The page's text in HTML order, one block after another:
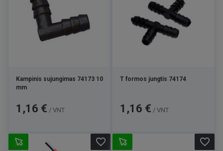
Kampinis sujungimas 74173 10
mm
Kaina
1,16 € / VNT
T formos jungtis 74174
Kaina
1,16 € / VNT
favorite_border favorite_border